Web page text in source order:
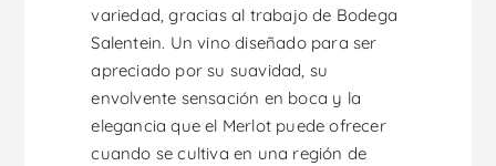
variedad, gracias al trabajo de Bodega
Salentein. Un vino diseñado para ser
apreciado por su suavidad, su
envolvente sensación en boca y la
elegancia que el Merlot puede ofrecer
cuando se cultiva en una región de